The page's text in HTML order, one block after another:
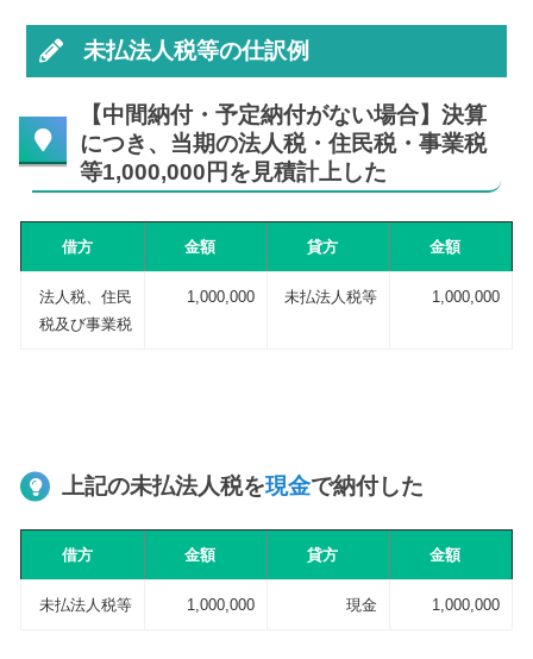
未払法人税等の仕訳例
【中間納付・予定納付がない場合】決算
につき、当期の法人税・住民税・事業税
等1,000,000円を見積計上した
借方 金額 貸方 金額
法人税、住民
税及び事業税
1,000,000 未払法人税等 1,000,000
上記の未払法人税を現金で納付した
借方 金額 貸方 金額
未払法人税等 1,000,000 現金 1,000,000